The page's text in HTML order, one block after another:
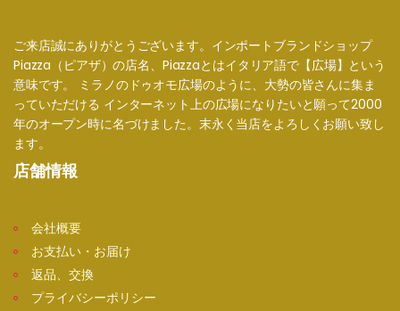
ご来店誠にありがとうございます。インポートブランドショップ
Piazza（ピアザ）の店名、Piazzaとはイタリア語で【広場】という
意味です。 ミラノのドゥオモ広場のように、大勢の皆さんに集ま
っていただける インターネット上の広場になりたいと願って2000
年のオープン時に名づけました。末永く当店をよろしくお願い致し
ます。
店舗情報
会社概要
お支払い・お届け
返品、交換
プライバシーポリシー